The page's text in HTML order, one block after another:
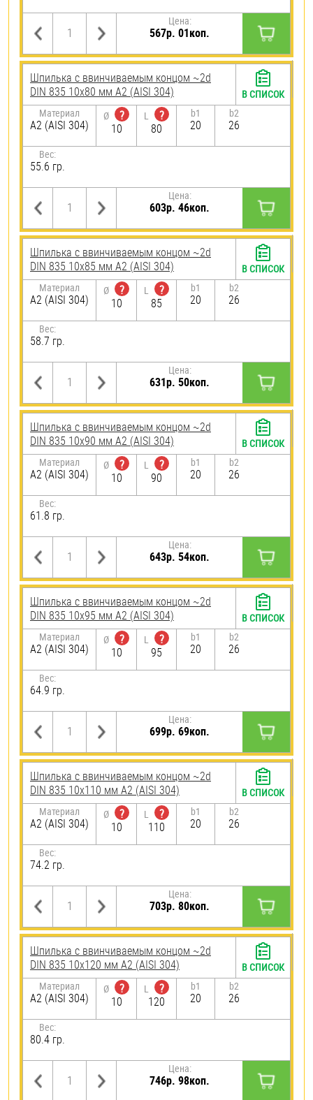
Цена:
567р. 01коп.
Шпилька c ввинчиваемым концом ~2d
DIN 835 10х80 мм А2 (AISI 304)
Материал
А2 (AISI 304)
Ø
?
10
L
?
80
b1
20
b2
26
Вес:
55.6 гр.
Цена:
603р. 46коп.
В СПИСОК
Шпилька c ввинчиваемым концом ~2d
DIN 835 10х85 мм А2 (AISI 304)
Материал
А2 (AISI 304)
Ø
?
10
L
?
85
b1
20
b2
26
Вес:
58.7 гр.
Цена:
631р. 50коп.
В СПИСОК
Шпилька c ввинчиваемым концом ~2d
DIN 835 10х90 мм А2 (AISI 304)
Материал
А2 (AISI 304)
Ø
?
10
L
?
90
b1
20
b2
26
Вес:
61.8 гр.
Цена:
643р. 54коп.
В СПИСОК
Шпилька c ввинчиваемым концом ~2d
DIN 835 10х95 мм А2 (AISI 304)
Материал
А2 (AISI 304)
Ø
?
10
L
?
95
b1
20
b2
26
Вес:
64.9 гр.
Цена:
699р. 69коп.
В СПИСОК
Шпилька c ввинчиваемым концом ~2d
DIN 835 10х110 мм А2 (AISI 304)
Материал
А2 (AISI 304)
Ø
?
10
L
?
110
b1
20
b2
26
Вес:
74.2 гр.
Цена:
703р. 80коп.
В СПИСОК
Шпилька c ввинчиваемым концом ~2d
DIN 835 10х120 мм А2 (AISI 304)
Материал
А2 (AISI 304)
Ø
?
10
L
?
120
b1
20
b2
26
Вес:
80.4 гр.
Цена:
746р. 98коп.
В СПИСОК